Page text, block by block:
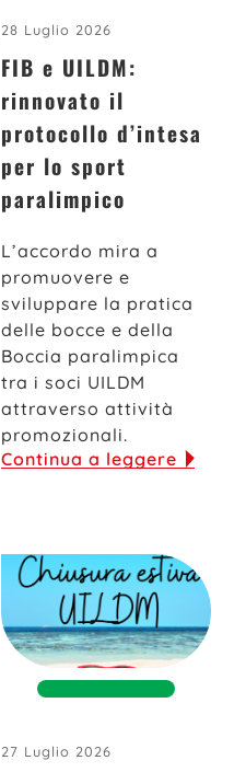
28 Luglio 2026
FIB e UILDM:
rinnovato il
protocollo d’intesa
per lo sport
paralimpico
L’accordo mira a
promuovere e
sviluppare la pratica
delle bocce e della
Boccia paralimpica
tra i soci UILDM
attraverso attività
promozionali.
Continua a leggere
27 Luglio 2026